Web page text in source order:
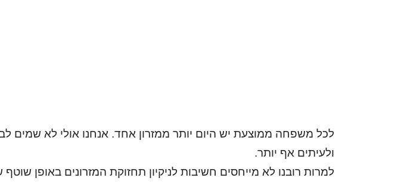
ולעיתים אף יותר.
למרות רובנו לא מייחסים חשיבות לניקיון תחזוקת המזרונים באופן